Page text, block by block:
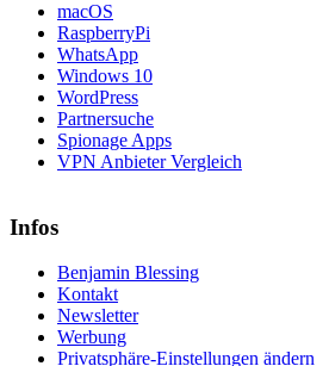
macOS
RaspberryPi
WhatsApp
Windows 10
WordPress
Partnersuche
Spionage Apps
VPN Anbieter Vergleich
Infos
Benjamin Blessing
Kontakt
Newsletter
Werbung
Privatsphäre-Einstellungen ändern